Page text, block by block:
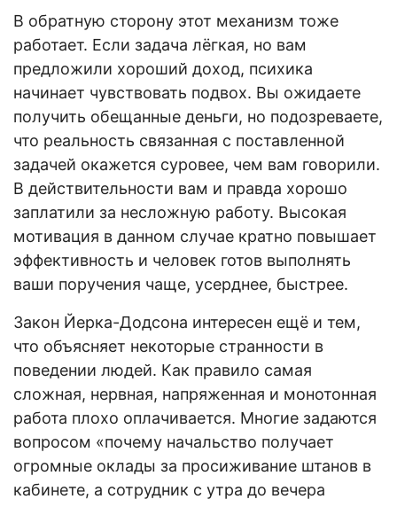
В обратную сторону этот механизм тоже
работает. Если задача лёгкая, но вам
предложили хороший доход, психика
начинает чувствовать подвох. Вы ожидаете
получить обещанные деньги, но подозреваете,
что реальность связанная с поставленной
задачей окажется суровее, чем вам говорили.
В действительности вам и правда хорошо
заплатили за несложную работу. Высокая
мотивация в данном случае кратно повышает
эффективность и человек готов выполнять
ваши поручения чаще, усерднее, быстрее.
Закон Йерка-Додсона интересен ещё и тем,
что объясняет некоторые странности в
поведении людей. Как правило самая
сложная, нервная, напряженная и монотонная
работа плохо оплачивается. Многие задаются
вопросом «почему начальство получает
огромные оклады за просиживание штанов в
кабинете, а сотрудник с утра до вечера